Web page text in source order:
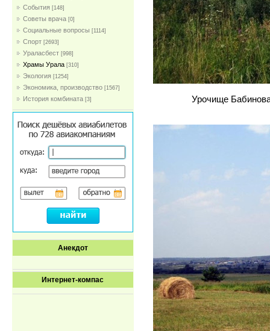
События [148]
Советы врача [0]
Социальные вопросы [1114]
Спорт [2693]
Ураласбест [998]
Храмы Урала [310]
Экология [1254]
Экономика, производство [1567]
История комбината [3]
Анекдот
Интернет-компас
Урочище